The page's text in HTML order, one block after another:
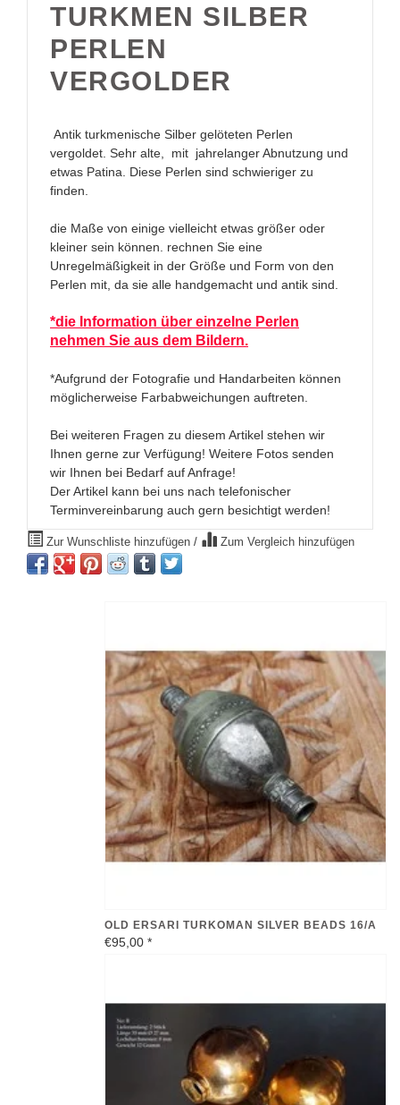
TURKMEN SILBER
PERLEN
VERGOLDER
Antik turkmenische Silber gelöteten Perlen
vergoldet. Sehr alte, mit jahrelanger Abnutzung und
etwas Patina. Diese Perlen sind schwieriger zu
finden.
die Maße von einige vielleicht etwas größer oder
kleiner sein können. rechnen Sie eine
Unregelmäßigkeit in der Größe und Form von den
Perlen mit, da sie alle handgemacht und antik sind.
*die Information über einzelne Perlen
nehmen Sie aus dem Bildern.
*Aufgrund der Fotografie und Handarbeiten können
möglicherweise Farbabweichungen auftreten.
Bei weiteren Fragen zu diesem Artikel stehen wir
Ihnen gerne zur Verfügung! Weitere Fotos senden
wir Ihnen bei Bedarf auf Anfrage!
Der Artikel kann bei uns nach telefonischer
Terminvereinbarung auch gern besichtigt werden!
Zur Wunschliste hinzufügen / Zum Vergleich hinzufügen
OLD ERSARI TURKOMAN SILVER BEADS 16/A
€95,00 *